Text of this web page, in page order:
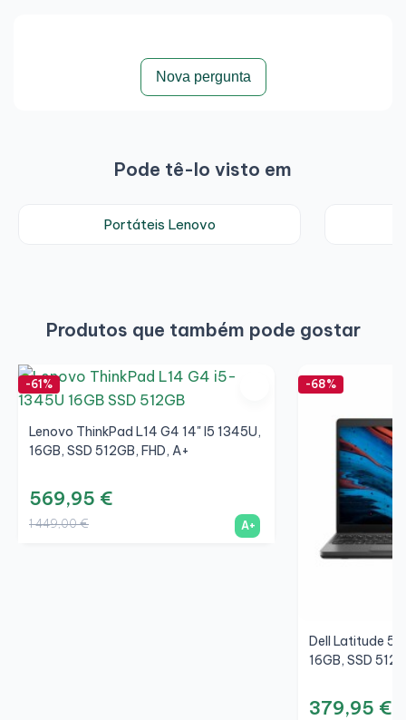
Nova pergunta
Pode tê-lo visto em
Portáteis Lenovo
Produtos que também pode gostar
-61%
Lenovo ThinkPad L14 G4 14" I5 1345U,
16GB, SSD 512GB, FHD, A+
569,95 €
1 449,00 € A+
-68%
Dell Latitude
16GB, SSD
379,95 €